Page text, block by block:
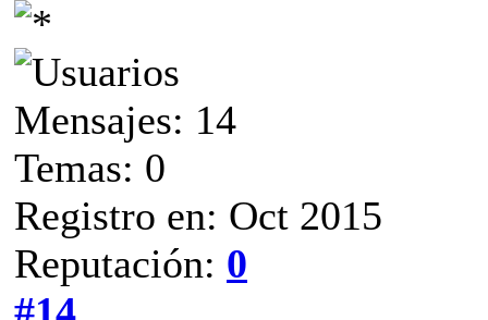
Mensajes: 14
Temas: 0
Registro en: Oct 2015
Reputación: 0
#14